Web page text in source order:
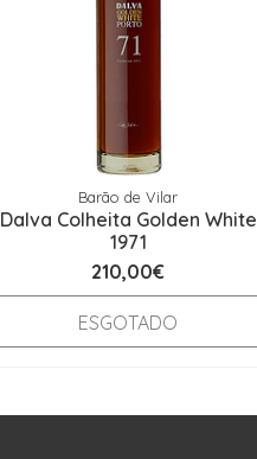
Barão de Vilar
Dalva Colheita Golden White
1971
210,00€
ESGOTADO